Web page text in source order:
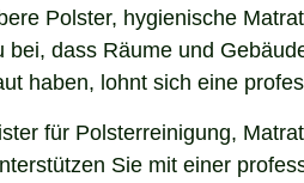
Polster, hygienische
dass Räume und
haben, lohnt sich eine
für Polsterreinigung,
Sie mit einer